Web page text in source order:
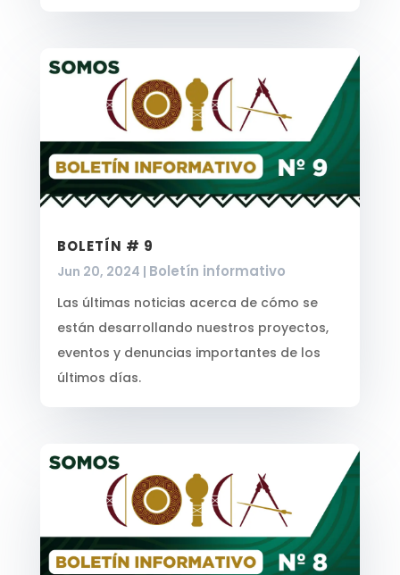
BOLETÍN # 9
Jun 20, 2024 | Boletín informativo
Las últimas noticias acerca de cómo se
están desarrollando nuestros proyectos,
eventos y denuncias importantes de los
últimos días.